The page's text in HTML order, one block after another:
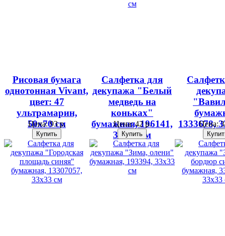
Рисовая бумага
однотонная Vivant,
цвет: 47
ультрамарин,
50х70 см
Цена:93 р.
Салфетка для
декупажа "Белый
медведь на
коньках"
бумажная, 196141,
33х33 см
Цена:42 р.
1333678,
Цена: